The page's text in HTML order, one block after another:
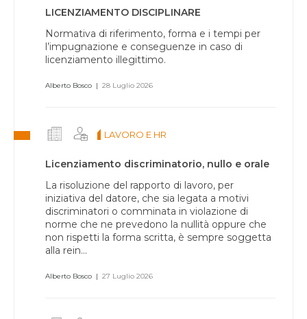
LICENZIAMENTO DISCIPLINARE
Normativa di riferimento, forma e i tempi per
l’impugnazione e conseguenze in caso di
licenziamento illegittimo.
Alberto Bosco | 28 Luglio 2026
LAVORO E HR
Licenziamento discriminatorio, nullo e orale
La risoluzione del rapporto di lavoro, per
iniziativa del datore, che sia legata a motivi
discriminatori o comminata in violazione di
norme che ne prevedono la nullità oppure che
non rispetti la forma scritta, è sempre soggetta
alla rein...
Alberto Bosco | 27 Luglio 2026